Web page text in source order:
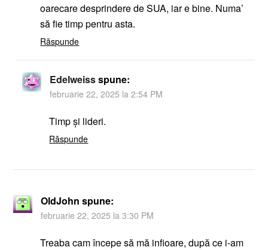
oarecare desprindere de SUA, iar e bine. Numa’
să fie timp pentru asta.
Răspunde
Edelweissspune:
februarie 22, 2025 la 2:54 PM
Timp și lideri.
Răspunde
OldJohn spune:
februarie 22, 2025 la 3:30 PM
Treaba cam începe să mă infioare, după ce i-am